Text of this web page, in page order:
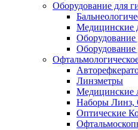
Оборудование для
Медицинские
Оборудование
Линзметры
Медицинские
Наборы Линз,
Оптические